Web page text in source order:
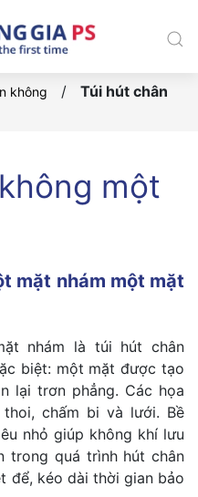
không /
Túi hút chân
một
mặt nhám một mặt
nhám là túi hút chân
biệt: một mặt được tạo
lại trơn phẳng. Các họa
chấm bi và lưới. Bề
nhỏ giúp không khí lưu
trong quá trình hút chân
để, kéo dài thời gian bảo